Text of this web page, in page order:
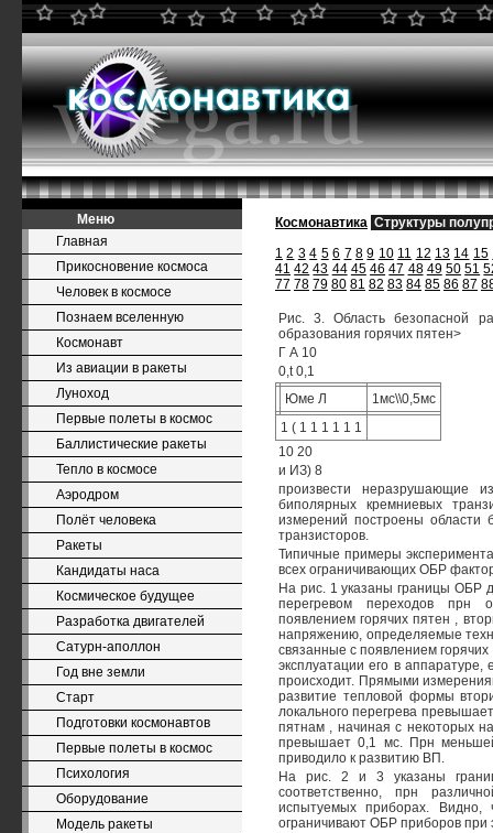
Меню
Главная
Прикосновение космоса
Человек в космосе
Познаем вселенную
Космонавт
Из авиации в ракеты
Луноход
Первые полеты в космос
Баллистические ракеты
Тепло в космосе
Аэродром
Полёт человека
Ракеты
Кандидаты наса
Космическое будущее
Разработка двигателей
Сатурн-аполлон
Год вне земли
Старт
Подготовки космонавтов
Первые полеты в космос
Психология
Оборудование
Модель ракеты
Космонавтика Структуры
1 2 3 4 5 6 7 8 9 10 11 12 13 14 15
41 42 43 44 45 46 47 48 49 50 51
77 78 79 80 81 82 83 84 85 86 87
Рис. 3. Область безопасной
образования горячих пятен>
Г А 10
0,t 0,1
Юме Л
1мс\\0,5мс
1 ( 1 1 1 1 1 1
10 20
и ИЗ) 8
произвести неразрушающие
биполярных кремниевых
измерений построены области
транзисторов.
Типичные примеры
всех ограничивающих ОБР
На рис. 1 указаны границы ОБР
перегревом переходов прн
появлением горячих пятен ,
напряжению, определяемые
связанные с появлением
эксплуатации его в аппаратуре,
происходит. Прямыми
развитие тепловой формы
локального перегрева
пятнам , начиная с некоторых
превышает 0,1 мс. Прн меньшей
приводило к развитию ВП.
На рис. 2 и 3 указаны
соответственно, прн
испытуемых приборах. Видно,
ограничивают ОБР приборов при